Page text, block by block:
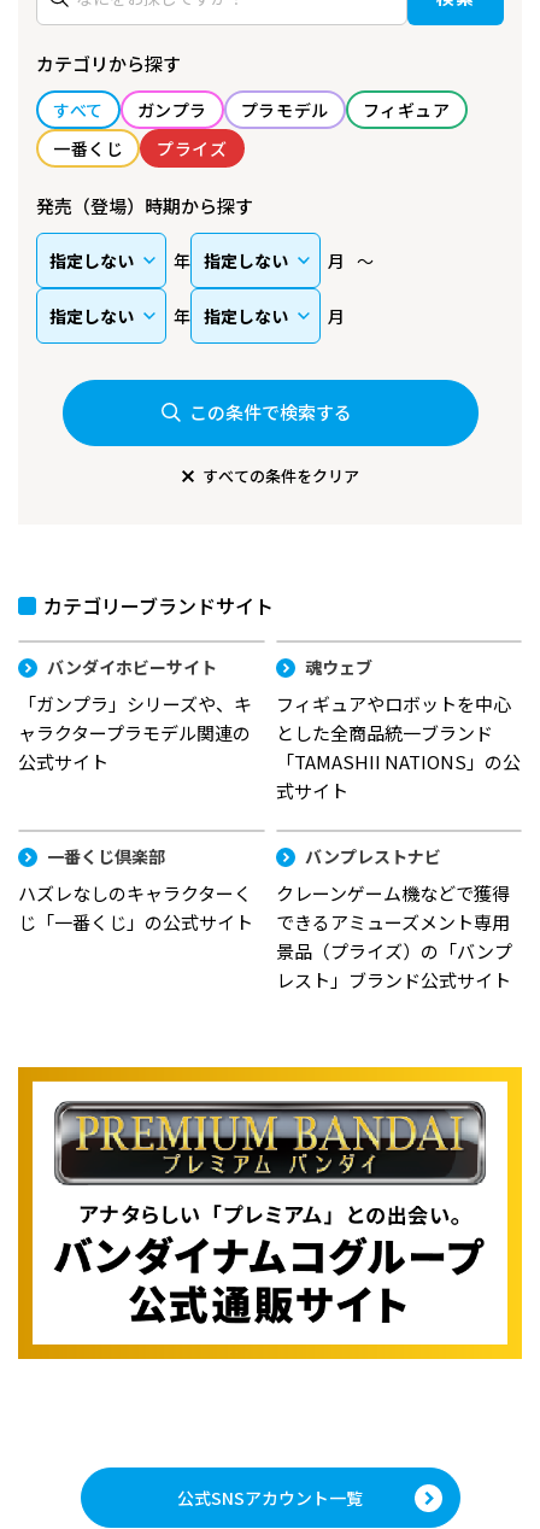
カテゴリから探す
すべて ガンプラ プラモデル
フィギュア
一番くじ
プライズ
発売（登場）時期から探す
年 月
年 月
この条件で検索する
すべての条件をクリア
カテゴリーブランドサイト
バンダイホビーサイト
「ガンプラ」シリーズや、キ
ャラクタープラモデル関連の
公式サイト
魂ウェブ
フィギュアやロボットを中心
とした全商品統一ブランド
「TAMASHII NATIONS」の公
式サイト
一番くじ倶楽部
ハズレなしのキャラクターく
じ「一番くじ」の公式サイト
バンプレストナビ
クレーンゲーム機などで獲得
できるアミューズメント専用
景品（プライズ）の「バンプ
レスト」ブランド公式サイト
公式SNSアカウント一覧